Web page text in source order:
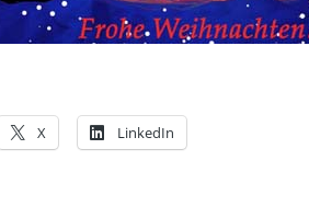
X LinkedIn